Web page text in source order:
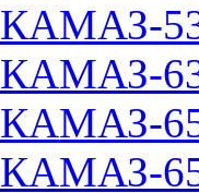
КАМАЗ-
КАМАЗ-
КАМАЗ-
КАМАЗ-